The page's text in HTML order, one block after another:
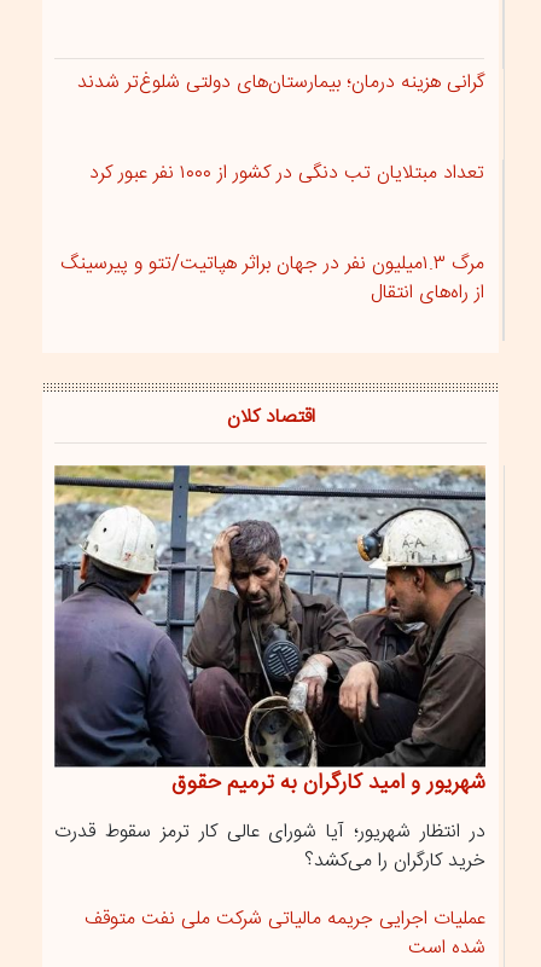
گرانی هزینه‌‌ درمان؛ بیمارستان‌های دولتی شلوغ‌تر شدند
تعداد مبتلایان تب دنگی در کشور از ۱۰۰۰ نفر عبور کرد
مرگ ۱.۳میلیون نفر در جهان براثر هپاتیت/تتو و پیرسینگ
از راه‌های انتقال
اقتصاد کلان
شهریور و امید کارگران به ترمیم حقوق
در انتظار شهریور؛ آیا شورای عالی کار ترمز سقوط قدرت
خرید کارگران را می‌کشد؟
عملیات اجرایی جریمه مالیاتی شرکت ملی نفت متوقف
شده است